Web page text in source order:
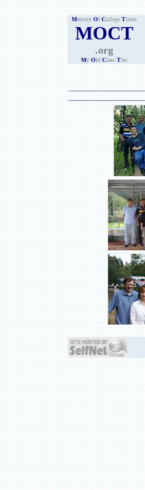
Memory Of College Times
MOCT
.org
My Old Class Ties